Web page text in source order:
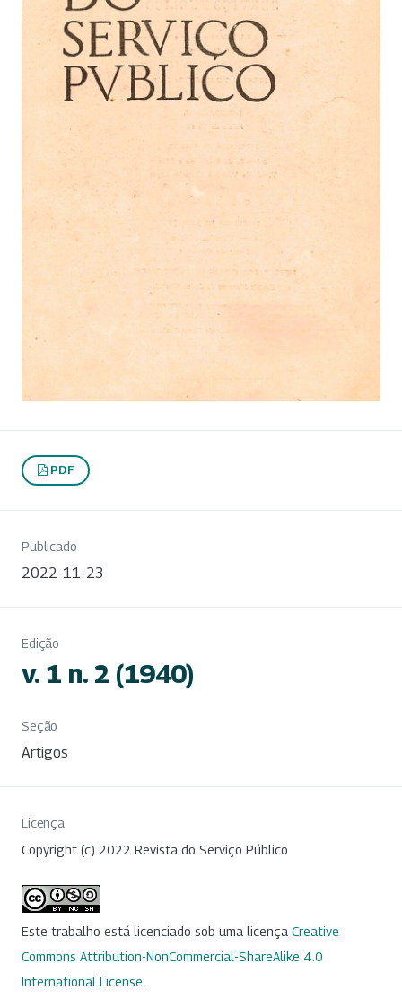
PDF
Publicado
2022-11-23
Edição
v. 1 n. 2 (1940)
Seção
Artigos
Licença
Copyright (c) 2022 Revista do Serviço Público
Este trabalho está licenciado sob uma licença Creative
Commons Attribution-NonCommercial-ShareAlike 4.0
International License